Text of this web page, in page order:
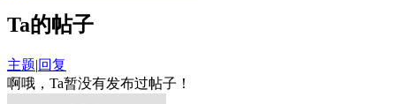
Ta的帖子
主题|回复
啊哦，Ta暂没有发布过帖子！